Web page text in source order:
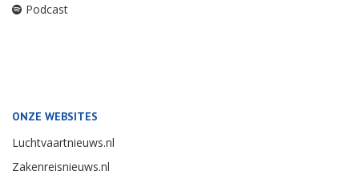
Podcast
ONZE WEBSITES
Luchtvaartnieuws.nl
Zakenreisnieuws.nl